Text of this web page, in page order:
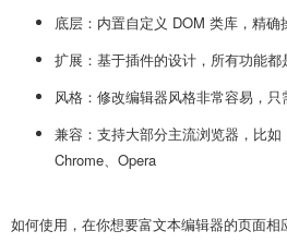
底层：内置自定义 DOM 类库，精确
扩展：基于插件的设计，所有功能
风格：修改编辑器风格非常容易，
兼容：支持大部分主流浏览器，比如
Chrome、Opera
如何使用，在你想要富文本编辑器的页面相